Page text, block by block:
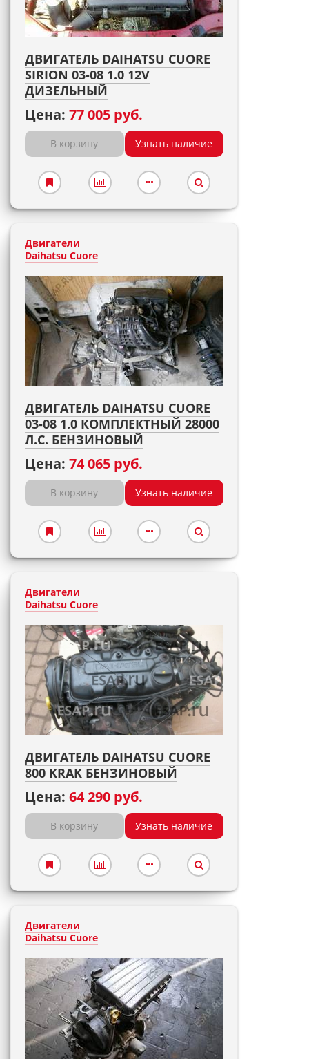
ДВИГАТЕЛЬ DAIHATSU CUORE
SIRION 03-08 1.0 12V
ДИЗЕЛЬНЫЙ
Цена: 77 005 руб.
В корзину Узнать наличие
Двигатели
Daihatsu Cuore
ДВИГАТЕЛЬ DAIHATSU CUORE
03-08 1.0 КОМПЛЕКТНЫЙ 28000
Л.С. БЕНЗИНОВЫЙ
Цена: 74 065 руб.
В корзину Узнать наличие
Двигатели
Daihatsu Cuore
ДВИГАТЕЛЬ DAIHATSU CUORE
800 KRAK БЕНЗИНОВЫЙ
Цена: 64 290 руб.
В корзину Узнать наличие
Двигатели
Daihatsu Cuore